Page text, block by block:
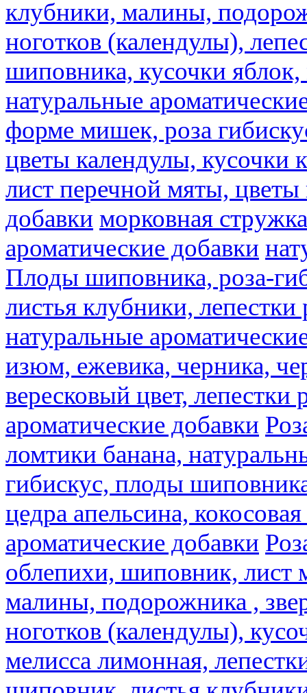
клубники, малины,
ноготков (календулы),
шиповника, кусочки
натуральные
форме мишек, роза
цветы календулы, кусочки
лист перечной мяты,
добавки морковная стружка
ароматические добавки
Плоды шиповника, роза-
листья клубники,
натуральные
изюм, ежевика, черника,
вересковый цвет, лепестки
ароматические добавки
ломтики банана,
гибискус, плоды
цедра апельсина,
ароматические добавки
облепихи, шиповник, лист
малины, подорожника ,
ноготков (календулы),
мелисса лимонная,